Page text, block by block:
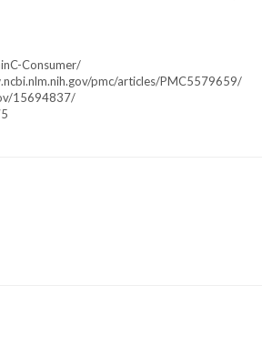
Consumer/
pmc/articles/PMC5579659/
15694837/